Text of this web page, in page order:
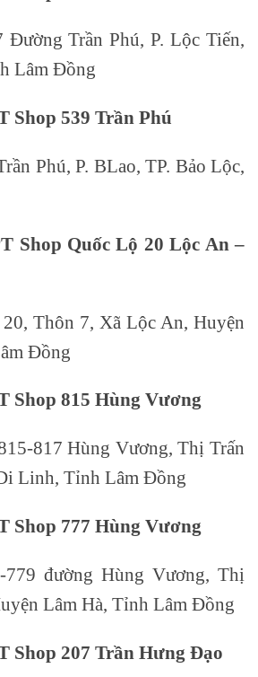
Trần Phú, P. Lộc Tiến,
Lâm Đồng
Shop 539 Trần Phú
Phú, P. BLao, TP. Bảo Lộc,
Shop Quốc Lộ 20 Lộc An –
Thôn 7, Xã Lộc An, Huyện
Đồng
Shop 815 Hùng Vương
817 Hùng Vương, Thị Trấn
Linh, Tỉnh Lâm Đồng
Shop 777 Hùng Vương
đường Hùng Vương, Thị
Lâm Hà, Tỉnh Lâm Đồng
Shop 207 Trần Hưng Đạo